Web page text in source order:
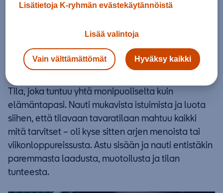
Sisätilat? Ratkaisevasti erilaiset
Tila, joka tuntuu yhtä monipuoliselta kuin
elämäntapasi. Nauti mukavista istuimista ja luota
siihen, että tilavaan tavaratilaan mahtuu kaikki
mitä tarvitset – oli kyse sitten arjen menoista tai
viikonloppureissusta. Astu sisään ja nauti entistäkin
paremmasta laadusta, muotoilusta ja tilan
tunteesta.
Lisätietoja K-ryhmän evästekäytännöistä
Lisää valintoja
Vain välttämättömät Hyväksy kaikki